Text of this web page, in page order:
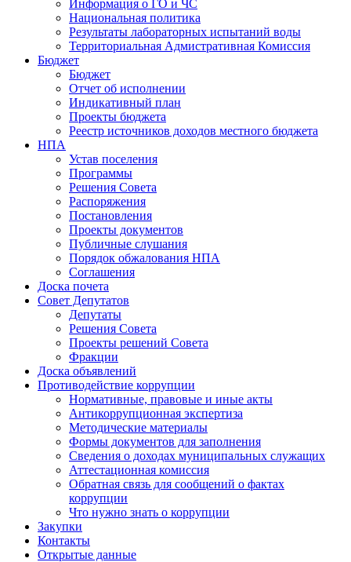
Информация о ГО и ЧС
Национальная политика
Результаты лабораторных испытаний воды
Территориальная Адмистративная Комиссия
Бюджет
Бюджет
Отчет об исполнении
Индикативный план
Проекты бюджета
Реестр источников доходов местного бюджета
НПА
Устав поселения
Программы
Решения Совета
Распоряжения
Постановления
Проекты документов
Публичные слушания
Порядок обжалования НПА
Соглашения
Доска почета
Совет Депутатов
Депутаты
Решения Совета
Проекты решений Совета
Фракции
Доска объявлений
Противодействие коррупции
Нормативные, правовые и иные акты
Антикоррупционная экспертиза
Методические материалы
Формы документов для заполнения
Сведения о доходах муниципальных служащих
Аттестационная комиссия
Обратная связь для сообщений о фактах
коррупции
Что нужно знать о коррупции
Закупки
Контакты
Открытые данные